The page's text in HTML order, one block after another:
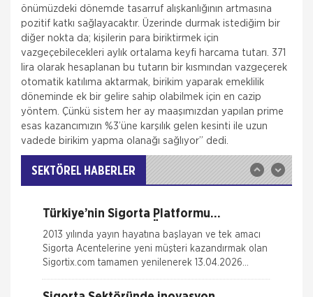
önümüzdeki dönemde tasarruf alışkanlığının artmasına
pozitif katkı sağlayacaktır. Üzerinde durmak istediğim bir
diğer nokta da; kişilerin para biriktirmek için
vazgeçebilecekleri aylık ortalama keyfi harcama tutarı. 371
lira olarak hesaplanan bu tutarın bir kısmından vazgeçerek
otomatik katılıma aktarmak, birikim yaparak emeklilik
döneminde ek bir gelire sahip olabilmek için en cazip
yöntem. Çünkü sistem her ay maaşımızdan yapılan prime
esas kazancımızın %3’üne karşılık gelen kesinti ile uzun
vadede birikim yapma olanağı sağlıyor” dedi.
SEKTÖREL HABERLER
Fare Kasko Kapsamında
Sigorta şirketleri ile sigortalılar arasındaki
uyuşmazlıkları çözen Sigorta Tahkim Komisyonu,
sigortalı bir aracın aksamlarının fare tarafından
kemirilmesi nedeniyle sigorta şi
Sigortix.com - Sigorta Acentelerinin
Gücü
ile yayına başlamıştır. Müşterileri Sigorta Acentelerini
Türkiye’nin Sigorta Platformu
Sigortix.com 2000 Üye Sigorta
Acentesi ile Yenilendi
2013 yılında yayın hayatına başlayan ve tek amacı
Sigorta Acentelerine yeni müşteri kazandırmak olan
Sigortix.com tamamen yenilenerek 13.04.2026
tarihinde yüksek teknolojik altyapıs